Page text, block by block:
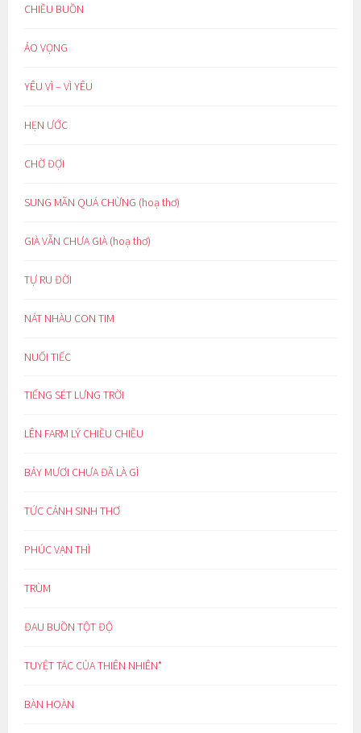
CHIỀU BUỒN
ẢO VỌNG
YÊU VÌ – VÌ YÊU
HẸN ƯỚC
CHỜ ĐỢI
SUNG MÃN QUÁ CHỪNG (hoạ thơ)
GIÀ VẪN CHƯA GIÀ (hoạ thơ)
TỰ RU ĐỜI
NÁT NHÀU CON TIM
NUỐI TIẾC
TIẾNG SÉT LƯNG TRỜI
LÊN FARM LÝ CHIỀU CHIỀU
BẢY MƯƠI CHƯA ĐÃ LÀ GÌ
TỨC CẢNH SINH THƠ
PHÚC VẠN THÌ
TRÙM
ĐAU BUỒN TỘT ĐỘ
TUYỆT TÁC CỦA THIÊN NHIÊN*
BÀN HOÀN